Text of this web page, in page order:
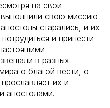
на свои
свою миссию
старались, и их
и принести
в разных
о благой вести, о
их и
апостолами.